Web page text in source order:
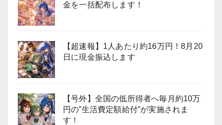
金を一括配布します！
【超速報】1人あたり約16万円！8月20
日に現金振込します
【号外】全国の低所得者へ毎月約10万
円の”生活費定額給付”が実施されま
す！